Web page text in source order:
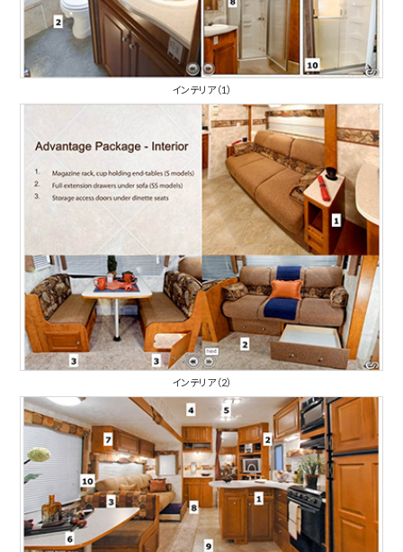
インテリア（1）
インテリア（2）